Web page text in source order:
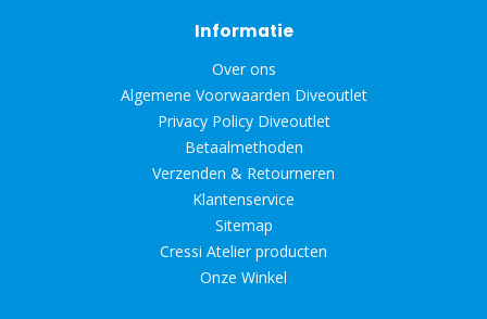
Informatie
Over ons
Algemene Voorwaarden Diveoutlet
Privacy Policy Diveoutlet
Betaalmethoden
Verzenden & Retourneren
Klantenservice
Sitemap
Cressi Atelier producten
Onze Winkel